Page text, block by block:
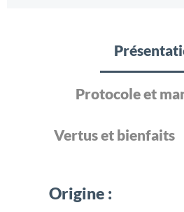
Protocole et
Vertus et bienfaits
Origine :